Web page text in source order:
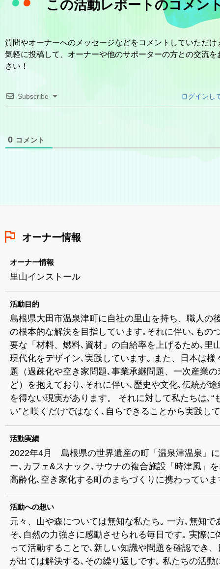
この活動レポートのコメン
質問やオーナーへのメッセージなどをコメントしていただけ
気軽に投稿して、オーナーや他のサポーターの方との交流を
さい！
Subscribe ログインし
0 コメント
オーナー情報
オーナー情報
里山インストール
活動目的
島根県大田市温泉津町に自社の里山を持ち、職人の
の根本的な解決を目指しています｡それに伴い､もの
要な「材料、燃料､資材」の自給率を上げるため､里
現代化をデザイン､実践しています｡ また、日本は様
題（過疎化や空き家問題､事業承継問題、一次産業の
ど）を抱えており､それに伴い､歴史や文化､伝統が
を得ない現実があります。 それに対して私たちは､“
い”と嘆くだけではなく､自らできることから実践し
活動実績
2022年4月 島根県の世界遺産の町「温泉津温泉」
ー､カフェ&スナック､サウナの複合施設「時津風」
高齢化､空き家化する町のまちづくりに携わっていま
活動への想い
元々、山や森については無知な私たち｡ 一方､無知で
そ､自然の力強さに感動させられる毎日です｡ 実際に
って活動することで､新しい知識や問題を確認でき
が出ては解決する､その繰り返しです｡ 私たちの活動